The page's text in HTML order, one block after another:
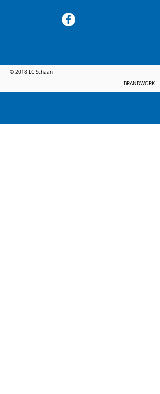
© 2018 LC Schaan
BRANDWORK